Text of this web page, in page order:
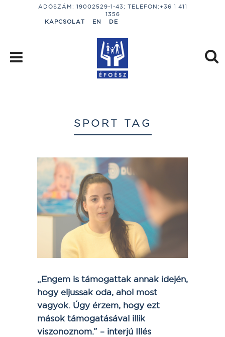
ADÓSZÁM: 19002529-1-43; TELEFON:+36 1 411
1356
KAPCSOLAT
EN DE
SPORT TAG
„Engem is támogattak annak idején,
hogy eljussak oda, ahol most
vagyok. Úgy érzem, hogy ezt
mások támogatásával illik
viszonoznom.” – interjú Illés